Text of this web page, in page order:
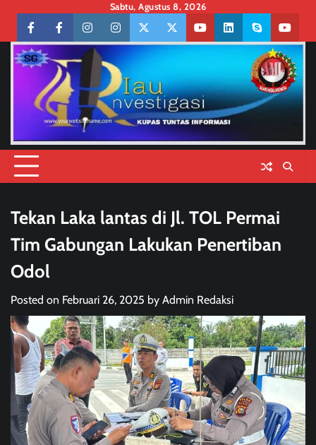
content
Sabtu, Agustus 8, 2026
FacebookfacebookInstagraminstagramTwittertwitterYoutubelinkedinskype
Tekan Laka lantas di Jl. TOL Permai
Tim Gabungan Lakukan Penertiban
Odol
Posted on Februari 26, 2025 by Admin Redaksi